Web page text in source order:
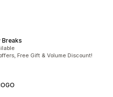
Breaks
Free Gift & Volume Discount!